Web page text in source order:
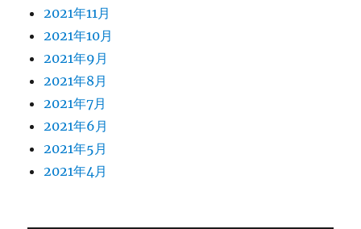
2021年11月
2021年10月
2021年9月
2021年8月
2021年7月
2021年6月
2021年5月
2021年4月